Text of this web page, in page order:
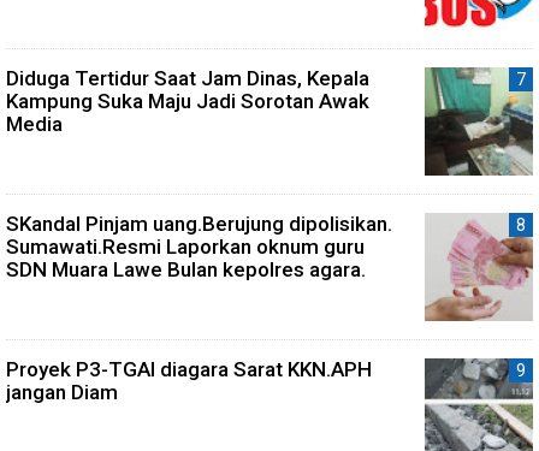
Diduga Tertidur Saat Jam Dinas, Kepala
Kampung Suka Maju Jadi Sorotan Awak
Media
SKandal Pinjam uang.Berujung dipolisikan.
Sumawati.Resmi Laporkan oknum guru
SDN Muara Lawe Bulan kepolres agara.
Proyek P3-TGAI diagara Sarat KKN.APH
jangan Diam